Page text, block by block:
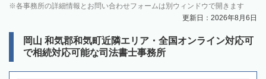
各事務所の詳細情報とお問い合わせフォームは別ウィンドウで開きます
更新日：2026年8月6日
岡山 和気郡和気町近隣エリア・全国オンライン対応可
で相続対応可能な司法書士事務所